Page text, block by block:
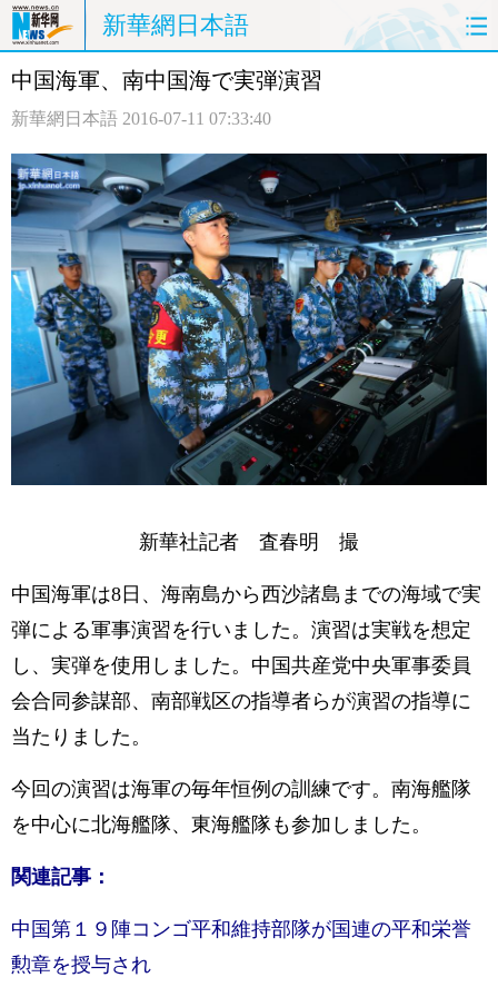
新華網日本語
ホームページ 政治
観光 評論 写真
中日対訳
中国海軍、南中国海で実弾演習
新華網日本語 2016-07-11 07:33:40
新華社記者 査春明 撮
中国海軍は8日、海南島から西沙諸島までの海域で実
弾による軍事演習を行いました。演習は実戦を想定
し、実弾を使用しました。中国共産党中央軍事委員
会合同参謀部、南部戦区の指導者らが演習の指導に
当たりました。
今回の演習は海軍の毎年恒例の訓練です。南海艦隊
を中心に北海艦隊、東海艦隊も参加しました。
関連記事：
中国第１９陣コンゴ平和維持部隊が国連の平和栄誉
勲章を授与され